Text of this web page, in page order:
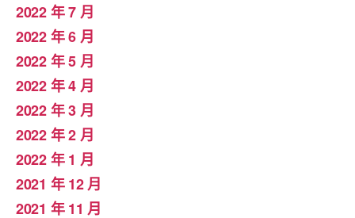
2022 年 7 月
2022 年 6 月
2022 年 5 月
2022 年 4 月
2022 年 3 月
2022 年 2 月
2022 年 1 月
2021 年 12 月
2021 年 11 月